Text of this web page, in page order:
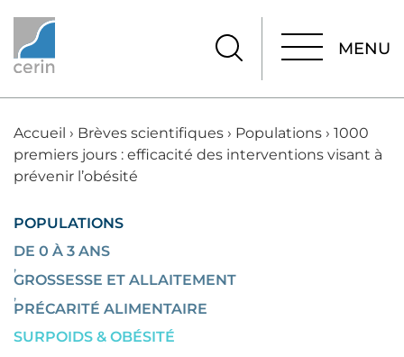
MENU
Accueil › Brèves scientifiques › Populations › 1000
premiers jours : efficacité des interventions visant à
prévenir l’obésité
POPULATIONS
DE 0 À 3 ANS
,
GROSSESSE ET ALLAITEMENT
,
PRÉCARITÉ ALIMENTAIRE
SURPOIDS & OBÉSITÉ